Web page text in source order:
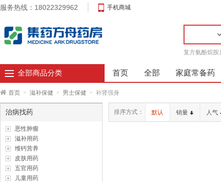
服务热线：18022329962 手机商城
复方氨酚烷胺
全部商品分类 首页 全部 家庭常备药
首页 > 滋补保健 > 男士保健 > 补肾强身
治病找药
恶性肿瘤
滋补用药
维钙营养
皮肤用药
五官用药
儿童用药
排序方式： 默认 销量 人气